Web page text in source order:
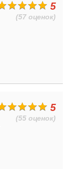
5
(57 оценок)
5
(55 оценок)